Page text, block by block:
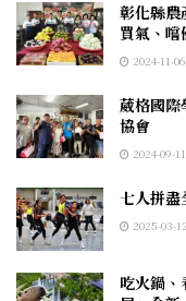
彰化縣
買氣、嚐
2024-11-06
葳格國
協會
2024-09-11
七人拼盡
2025-03-12
吃火鍋